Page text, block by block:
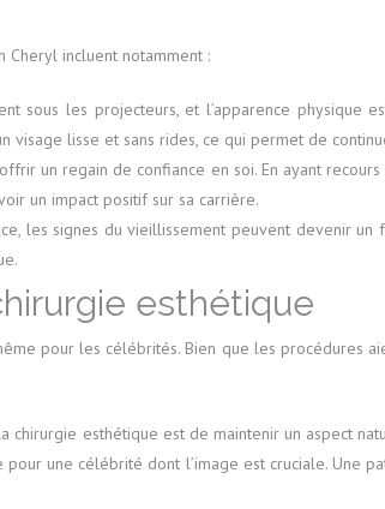
incluent notamment :
sous les projecteurs, et l’apparence physique
lisse et sans rides, ce qui permet de
un regain de confiance en soi. En ayant
un impact positif sur sa carrière.
les signes du vieillissement peuvent devenir
esthétique
pour les célébrités. Bien que les procédures
chirurgie esthétique est de maintenir un aspect
une célébrité dont l’image est cruciale. Une